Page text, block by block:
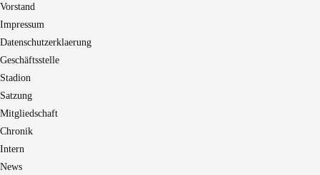
Vorstand
Impressum
Datenschutzerklaerung
Geschäftsstelle
Stadion
Satzung
Mitgliedschaft
Chronik
Intern
News